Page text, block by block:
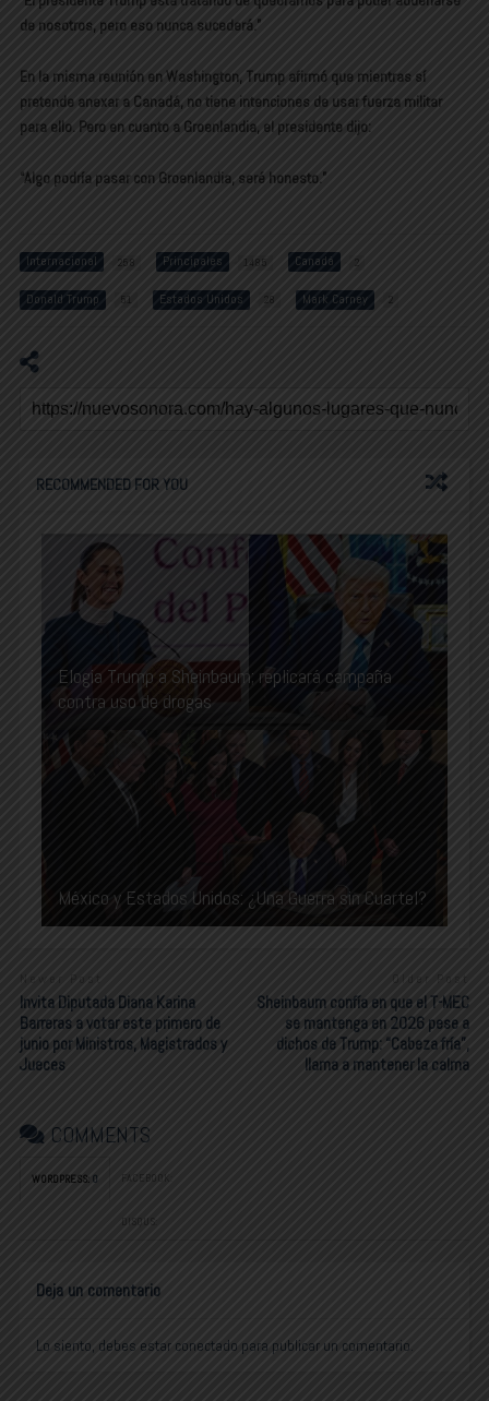
de nosotros, pero eso nunca sucederá.”
En la misma reunión en Washington, Trump afirmó que mientras sí
pretende anexar a Canadá, no tiene intenciones de usar fuerza militar
para ello. Pero en cuanto a Groenlandia, el presidente dijo:
“Algo podría pasar con Groenlandia, seré honesto.”
Internacional 258 Principales 1485 Canadá 2
Donald Trump 51 Estados Unidos 28 Mark Carney 2
RECOMMENDED FOR YOU
Elogia Trump a Sheinbaum; replicará campaña
contra uso de drogas
México y Estados Unidos: ¿Una Guerra sin Cuartel?
Newer Post
Invita Diputada Diana Karina
Barreras a votar este primero de
junio por Ministros, Magistrados y
Jueces
Sheinbaum confía en que el T-MEC
se mantenga en 2026 pese a
dichos de Trump: “Cabeza fría”,
llama a mantener la calma
COMMENTS
WORDPRESS: 0 FACEBOOK:
DISQUS:
Deja un comentario
Lo siento, debes estar conectado para publicar un comentario.